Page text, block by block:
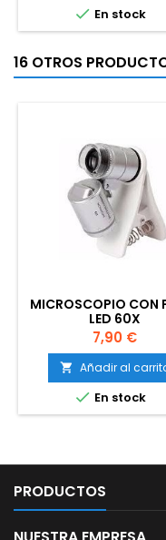
 En stock
16 OTROS
MICROSCOPIO CON
LED 60X
Precio
7,90 €
 Añadir al
 En stock
PRODUCTOS